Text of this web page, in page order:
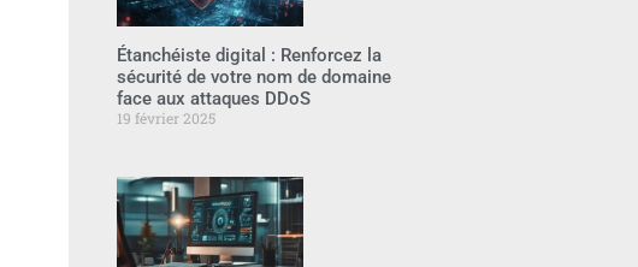
Étanchéiste digital : Renforcez la
sécurité de votre nom de domaine
face aux attaques DDoS
19 février 2025